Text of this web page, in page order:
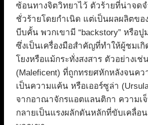
ซ้อนทางจิตวิทยาไว้ ตัวร้ายที่น่าจด
ชั่วร้ายโดยกำเนิด แต่เป็นผลผลิตข
บีบคั้น พวกเขามี “backstory” หรือปู
ซึ่งเป็นเครื่องมือสำคัญที่ทำให้ผู้ชมเ
โยงหรือแม้กระทั่งสงสาร ตัวอย่างเช่
(Maleficent) ที่ถูกทรยศหักหลังจนค
เป็นความแค้น หรือเออร์ซูล่า
จากอาณาจักรแอตแลนติกา ความเ
กลายเป็นแรงผลักดันหลักที่ขับเคลื่อ